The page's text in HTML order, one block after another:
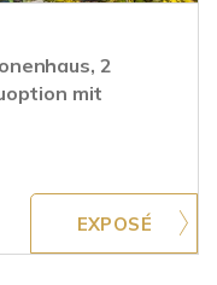
2
mit